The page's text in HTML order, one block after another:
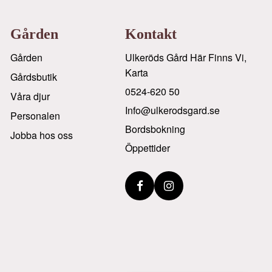
Gården
Gården
Gårdsbutik
Våra djur
Personalen
Jobba hos oss
Kontakt
Ulkeröds Gård Här Finns Vi,
Karta
0524-620 50
info@ulkerodsgard.se
Bordsbokning
Öppettider